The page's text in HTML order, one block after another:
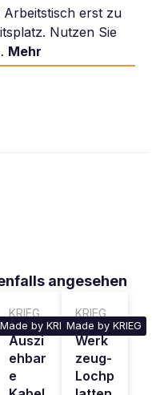
erst zu
Nutzen Sie
Mehr
angesehen
KRIEG
Made by KRIEG
Auszi
ehbar
e
KRIEG
Made by KRIEG
Werk
zeug-
Lochp